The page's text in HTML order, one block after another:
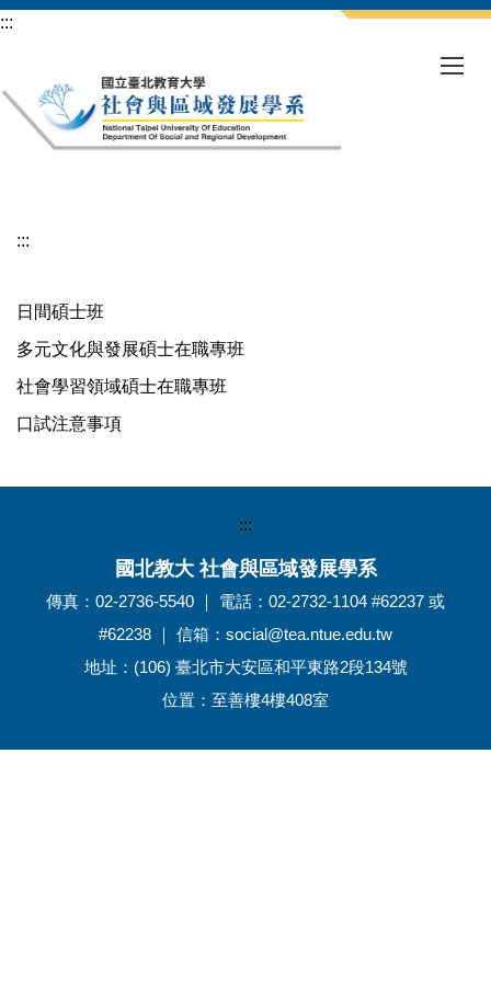
跳
要
內
:::
:::
日間碩士班
多元文化與發展碩士在職專班
社會學習領域碩士在職專班
口試注意事項
:::
國北教大 社會與區域發展學系
傳真：02-2736-5540 ｜ 電話：02-2732-1104 #62237 或
#62238 ｜ 信箱：social@tea.ntue.edu.tw
地址：(106) 臺北市大安區和平東路2段134號
位置：至善樓4樓408室